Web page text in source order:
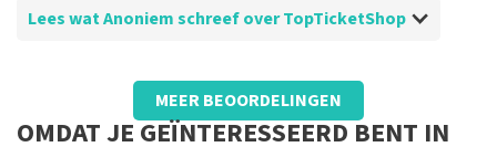
Lees wat Anoniem schreef over TopTicketShop
Beoordeling van Anoniem overTopTicketShop
prima.
MEER BEOORDELINGEN
OMDAT JE GEÏNTERESSEERD BENT IN